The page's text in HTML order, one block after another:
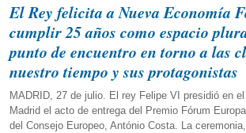
El Rey felicita a Nueva Economía
cumplir 25 años como espacio
punto de encuentro en torno a las
nuestro tiempo y sus protagonistas
MADRID, 27 de julio. El rey Felipe VI presidió en
Madrid el acto de entrega del Premio Fórum
del Consejo Europeo, António Costa. La